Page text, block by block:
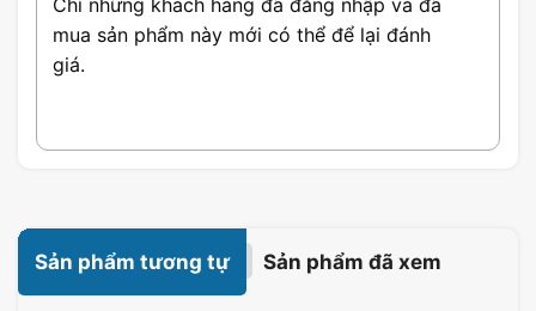
mua sản phẩm này mới có thể để lại đánh
giá.
Sản phẩm tương tự Sản phẩm đã xem